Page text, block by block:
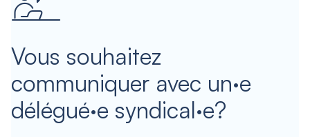
Vous souhaitez
communiquer avec un·e
délégué·e syndical·e?